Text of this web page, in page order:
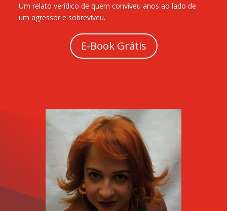
Um relato verídico de quem conviveu anos ao lado de
um agressor e sobreviveu.
E-Book Grátis